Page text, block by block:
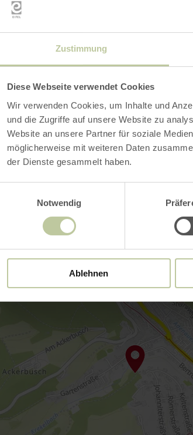
Zustimmung
Diese Webseite verwendet Cookies
Wir verwenden Cookies, um Inhalte und
und die Zugriffe auf unsere Website zu
Website an unsere Partner für soziale
möglicherweise mit weiteren Daten
der Dienste gesammelt haben.
Notwendig
Ablehnen